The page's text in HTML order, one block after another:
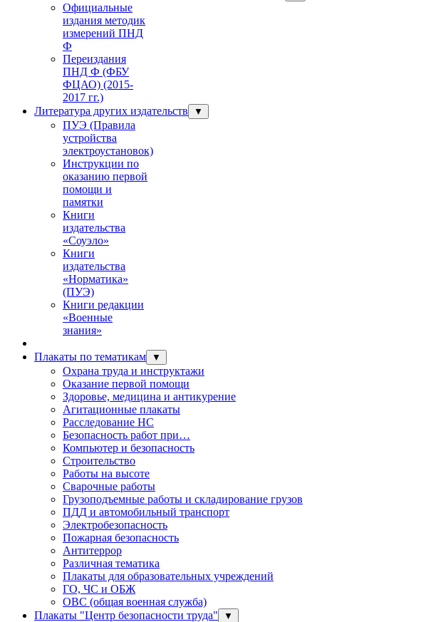
Официальные
издания методик
измерений ПНД
Ф
Переиздания
ПНД Ф (ФБУ
ФЦАО) (2015-
2017 гг.)
Литература других издательств
▼
ПУЭ (Правила
устройства
электроустановок)
Инструкции по
оказанию первой
помощи и
памятки
Книги
издательства
«Соуэло»
Книги
издательства
«Норматика»
(ПУЭ)
Книги редакции
«Военные
знания»
Плакаты по тематикам ▼
Охрана труда и инструктажи
Оказание первой помощи
Здоровье, медицина и антикурение
Агитационные плакаты
Расследование НС
Безопасность работ при…
Компьютер и безопасность
Строительство
Работы на высоте
Сварочные работы
Грузоподъемные работы и складирование грузов
ПДД и автомобильный транспорт
Электробезопасность
Пожарная безопасность
Антитеррор
Различная тематика
Плакаты для образовательных учреждений
ГО, ЧС и ОБЖ
ОВС (общая военная служба)
Плакаты "Центр безопасности труда"
▼